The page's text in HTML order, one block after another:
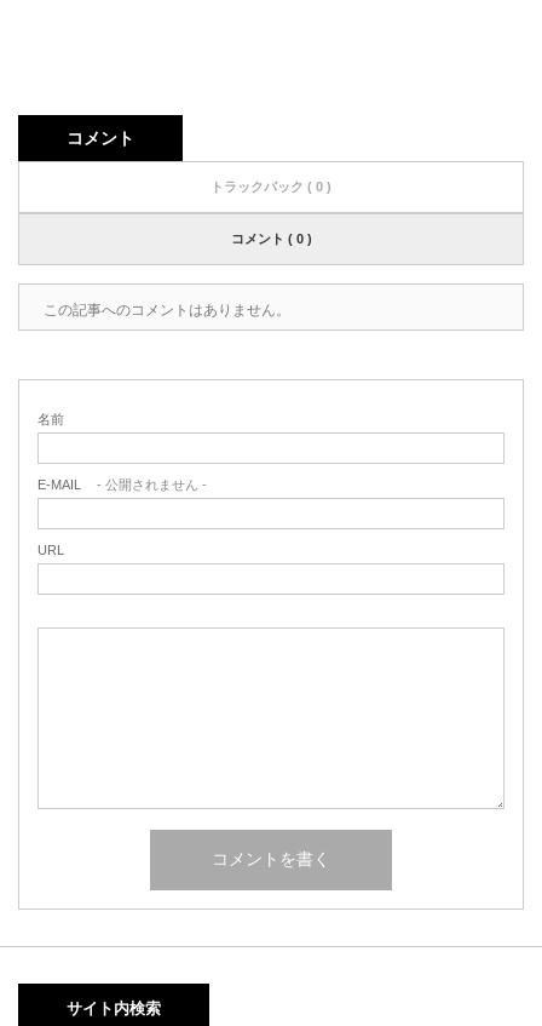
コメント
トラックバック ( 0 )
コメント ( 0 )
この記事へのコメントはありません。
名前
E-MAIL - 公開されません -
URL
サイト内検索